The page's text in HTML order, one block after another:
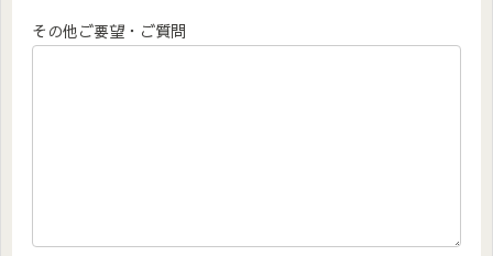
その他ご要望・ご質問